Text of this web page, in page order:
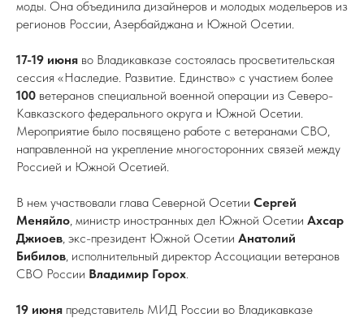
моды. Она объединила дизайнеров и молодых модельеров из
регионов России, Азербайджана и Южной Осетии.
17-19 июня во Владикавказе состоялась просветительская
сессия «Наследие. Развитие. Единство» с участием более
100 ветеранов специальной военной операции из Северо-
Кавказского федерального округа и Южной Осетии.
Мероприятие было посвящено работе с ветеранами СВО,
направленной на укрепление многосторонних связей между
Россией и Южной Осетией.
В нем участвовали глава Северной Осетии Сергей
Меняйло, министр иностранных дел Южной Осетии Ахсар
Джиоев, экс-президент Южной Осетии Анатолий
Бибилов, исполнительный директор Ассоциации ветеранов
СВО России Владимир Горох.
19 июня представитель МИД России во Владикавказе